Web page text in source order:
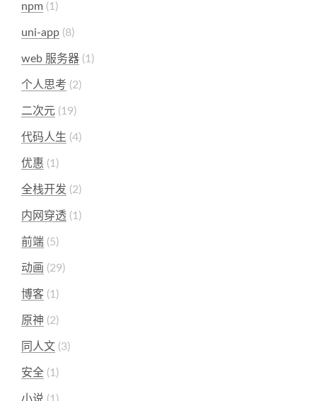
npm 1
uni-app 8
web 服务器 1
个人思考 2
二次元 19
代码人生 4
优惠 1
全栈开发 2
内网穿透 1
前端 5
动画 29
博客 1
原神 2
同人文 3
安全 1